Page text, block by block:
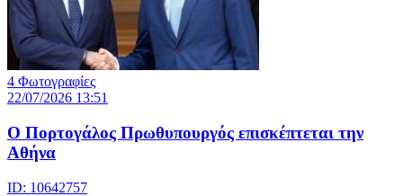
4 Φωτογραφίες
22/07/2026 13:51
Ο Πορτογάλος Πρωθυπουργός επισκέπτεται την
Αθήνα
ID: 10642757